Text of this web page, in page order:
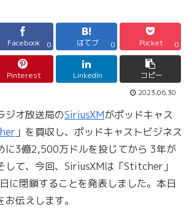
Facebook 0 はてブ 0 Pocket 0
Pinterest LinkedIn コピー
2023.06.30
ジオ放送局のSiriusXMがポッドキャス
」を買収し、ポッドキャストビジネス
に3億2,500万ドルを投じてから 3年が
して、今回、SiriusXMは「Stitcher」
に閉鎖することを発表しました。本日
伝えします。